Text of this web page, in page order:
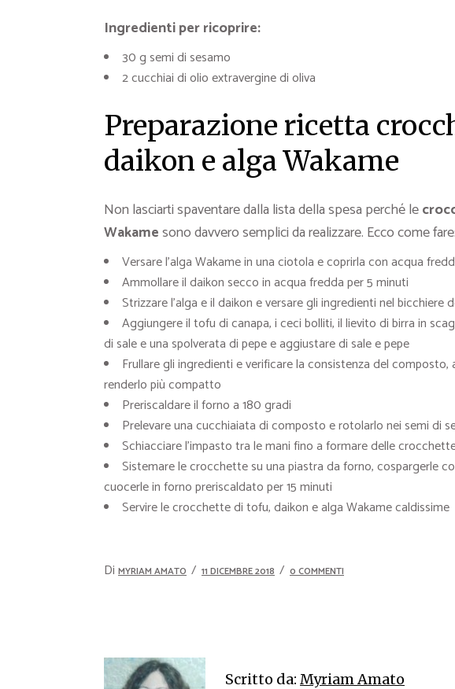
Ingredienti per ricoprire:
30 g semi di sesamo
2 cucchiai di olio extravergine di oliva
Preparazione ricetta
daikon e alga Wakame
Non lasciarti spaventare dalla lista della spesa perché le
Wakamesono davvero semplici da realizzare. Ecco come fare:
Versare l’alga Wakame in una ciotola e coprirla con acqua
Ammollare il daikon secco in acqua fredda per 5 minuti
Strizzare l’alga e il daikon e versare gli ingredienti nel bicchiere
Aggiungere il tofu di canapa, i ceci bolliti, il lievito di birra in
di sale e una spolverata di pepe e aggiustare di sale e pepe
Frullare gli ingredienti e verificare la consistenza del
renderlo più compatto
Preriscaldare il forno a 180 gradi
Prelevare una cucchiaiata di composto e rotolarlo nei semi di
Schiacciare l’impasto tra le mani fino a formare delle
Sistemare le crocchette su una piastra da forno, cospargerle
cuocerle in forno preriscaldato per 15 minuti
Servire le crocchette di tofu, daikon e alga Wakame caldissime
Di MYRIAM AMATO 11 DICEMBRE 2018 0 COMMENTI
Scritto da: Myriam Amato